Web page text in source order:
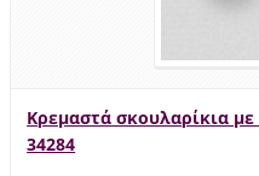
Κρεμαστά σκουλαρίκια με
34284